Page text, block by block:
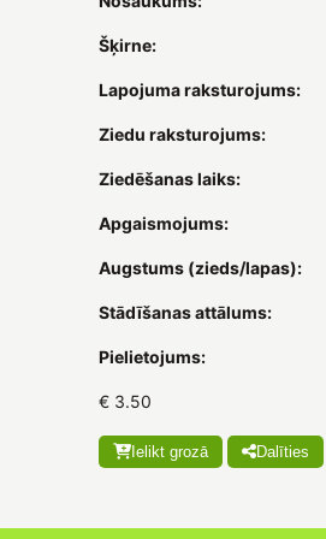
Šķirne:
Lapojuma raksturojums:
Ziedu raksturojums:
Ziedēšanas laiks:
Apgaismojums:
Augstums (zieds/lapas):
Stādīšanas attālums:
Pielietojums:
€ 3.50
Ielikt grozā Dalīties